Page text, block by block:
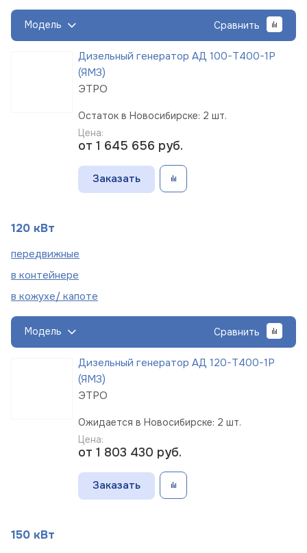
Модель Сравнить
Дизельный генератор АД 100-Т400-1Р
(ЯМЗ)
ЭТРО
Остаток в Новосибирске: 2 шт.
Цена:
от 1 645 656 руб.
Заказать
120 кВт
передвижные
в контейнере
в кожухе/ капоте
Модель Сравнить
Дизельный генератор АД 120-Т400-1Р
(ЯМЗ)
ЭТРО
Ожидается в Новосибирске: 2 шт.
Цена:
от 1 803 430 руб.
Заказать
150 кВт